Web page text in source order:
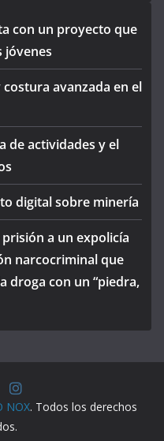
con un proyecto que
jóvenes
avanzada en el
de actividades y el
digital sobre minería
a un expolicía
narcocriminal que
droga con un “piedra,
NOX. Todos los derechos